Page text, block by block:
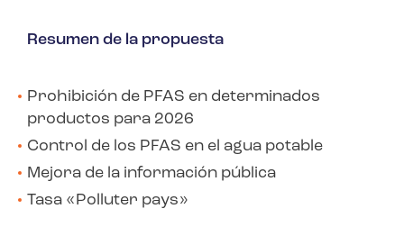
Resumen de la propuesta
Prohibición de PFAS en determinados
productos para 2026
Control de los PFAS en el agua potable
Mejora de la información pública
Tasa «Polluter pays»